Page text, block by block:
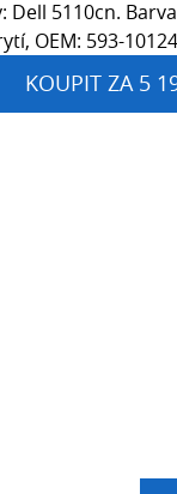
Dell 5110cn.
OEM: 593-10124
KOUPIT ZA 5